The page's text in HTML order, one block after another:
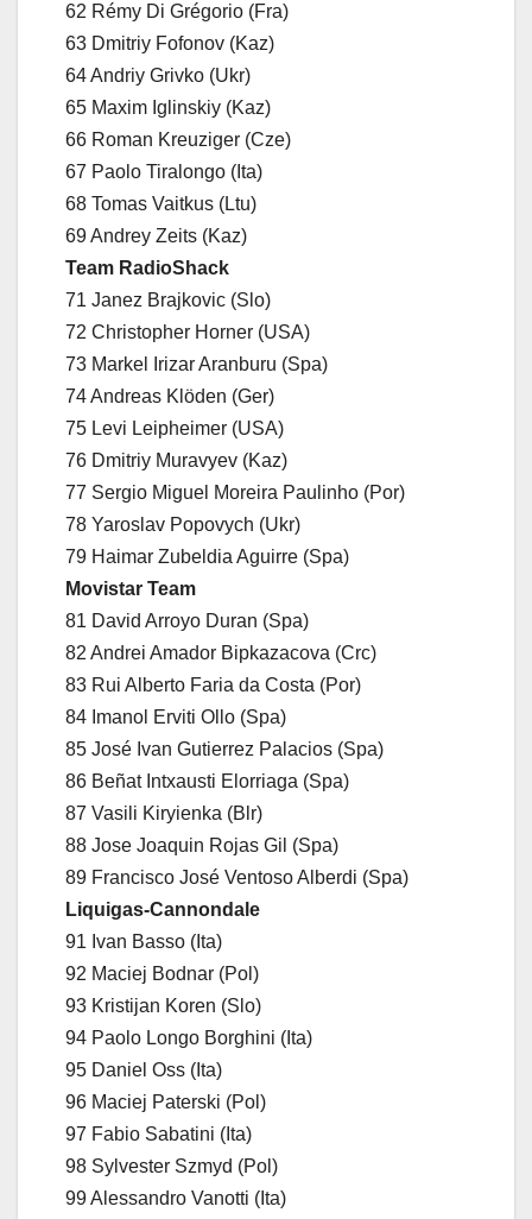
62 Rémy Di Grégorio (Fra)
63 Dmitriy Fofonov (Kaz)
64 Andriy Grivko (Ukr)
65 Maxim Iglinskiy (Kaz)
66 Roman Kreuziger (Cze)
67 Paolo Tiralongo (Ita)
68 Tomas Vaitkus (Ltu)
69 Andrey Zeits (Kaz)
Team RadioShack
71 Janez Brajkovic (Slo)
72 Christopher Horner (USA)
73 Markel Irizar Aranburu (Spa)
74 Andreas Klöden (Ger)
75 Levi Leipheimer (USA)
76 Dmitriy Muravyev (Kaz)
77 Sergio Miguel Moreira Paulinho (Por)
78 Yaroslav Popovych (Ukr)
79 Haimar Zubeldia Aguirre (Spa)
Movistar Team
81 David Arroyo Duran (Spa)
82 Andrei Amador Bipkazacova (Crc)
83 Rui Alberto Faria da Costa (Por)
84 Imanol Erviti Ollo (Spa)
85 José Ivan Gutierrez Palacios (Spa)
86 Beñat Intxausti Elorriaga (Spa)
87 Vasili Kiryienka (Blr)
88 Jose Joaquin Rojas Gil (Spa)
89 Francisco José Ventoso Alberdi (Spa)
Liquigas-Cannondale
91 Ivan Basso (Ita)
92 Maciej Bodnar (Pol)
93 Kristijan Koren (Slo)
94 Paolo Longo Borghini (Ita)
95 Daniel Oss (Ita)
96 Maciej Paterski (Pol)
97 Fabio Sabatini (Ita)
98 Sylvester Szmyd (Pol)
99 Alessandro Vanotti (Ita)